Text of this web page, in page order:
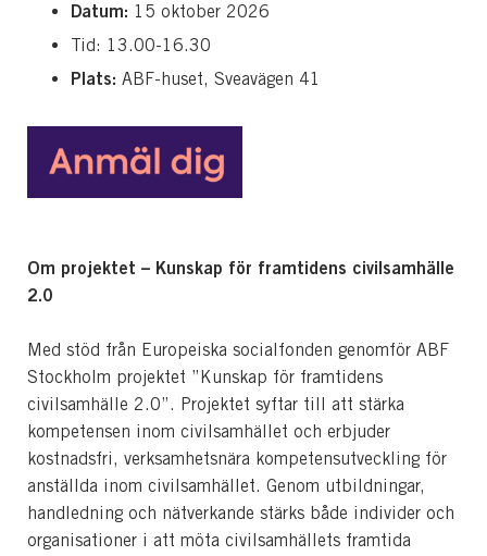
Datum: 15 oktober 2026
Tid: 13.00-16.30
Plats: ABF-huset, Sveavägen 41
Om projektet – Kunskap för framtidens civilsamhälle
2.0
Med stöd från Europeiska socialfonden genomför ABF
Stockholm projektet ”Kunskap för framtidens
civilsamhälle 2.0”. Projektet syftar till att stärka
kompetensen inom civilsamhället och erbjuder
kostnadsfri, verksamhetsnära kompetensutveckling för
anställda inom civilsamhället. Genom utbildningar,
handledning och nätverkande stärks både individer och
organisationer i att möta civilsamhällets framtida